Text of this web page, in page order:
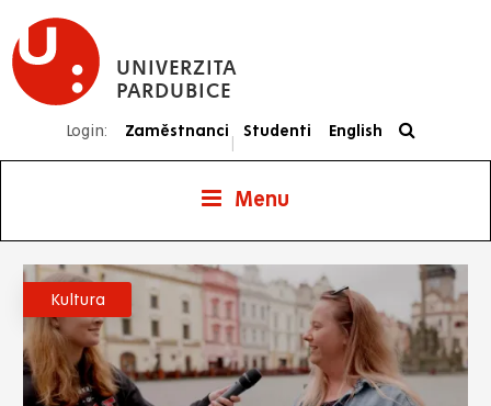
Přejít
hlavnímu
UNIVERZITA
PARDUBICE
Login: Zaměstnanci
|
Studenti English
Menu
Kultura